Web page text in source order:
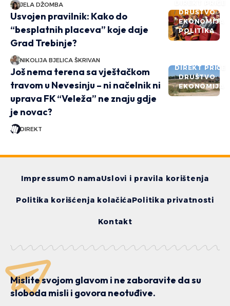
JELA DŽOMBA
DRUŠTVO
EKONOMIJA
POLITIKA
Usvojen pravilnik: Kako do
“besplatnih placeva” koje daje
Grad Trebinje?
NIKOLIJA BJELICA ŠKRIVAN
DIREKT PRIČE
DRUŠTVO
EKONOMIJA
Još nema terena sa vještačkom
travom u Nevesinju – ni načelnik ni
uprava FK “Veleža” ne znaju gdje
je novac?
DIREKT
ImpressumO namaUslovi i pravila korištenja
Politika korišćenja kolačićaPolitika privatnosti
Kontakt
Mislite svojom glavom i ne zaboravite da su
sloboda misli i govora neotuđive.